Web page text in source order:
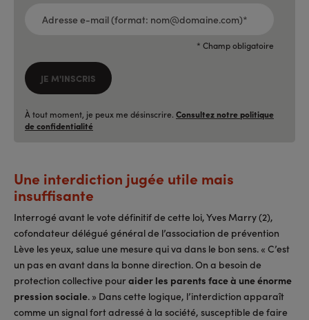
MAIL
* Champ obligatoire
JE M'INSCRIS
À tout moment, je peux me désinscrire. Consultez notre politique
de confidentialité
Une interdiction jugée utile mais
insuffisante
Interrogé avant le vote définitif de cette loi, Yves Marry (2),
cofondateur délégué général de l’association de prévention
Lève les yeux, salue une mesure qui va dans le bon sens. « C’est
un pas en avant dans la bonne direction. On a besoin de
protection collective pouraider les parents face à une énorme
pression sociale. » Dans cette logique, l’interdiction apparaît
comme un signal fort adressé à la société, susceptible de faire